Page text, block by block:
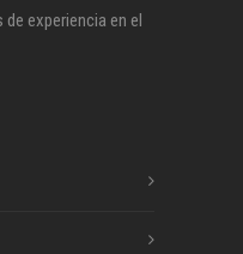
experiencia en el